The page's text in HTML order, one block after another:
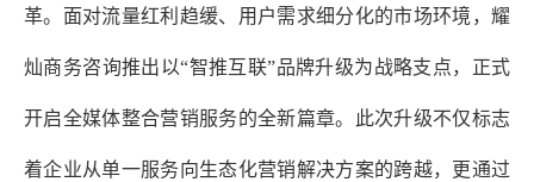
革。面对流量红利趋缓、用户需求细分化的市场环境 ，耀
灿商务咨询推出以“智推互联”品牌升级为战略支点，正式
开启全媒体整合营销服务的全新篇章。此次升级不仅标志
着企业从单一服务向生态化营销解决方案的跨越，更通过